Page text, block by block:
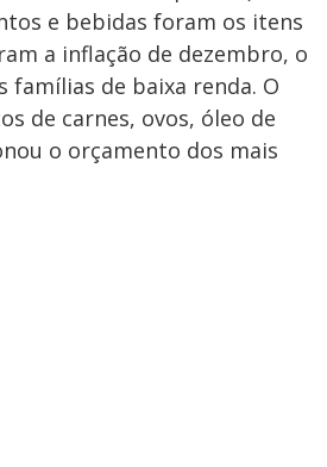
e bebidas foram os itens
a inflação de dezembro, o
famílias de baixa renda. O
de carnes, ovos, óleo de
o orçamento dos mais